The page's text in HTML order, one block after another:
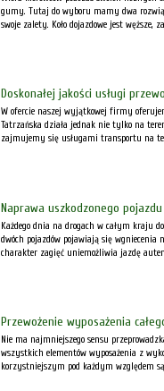
gumy. Tutaj do wyboru mamy dwa
swoje zalety. Koło dojazdowe jest węższe,
Doskonałej jakości usługi
W ofercie naszej wyjątkowej firmy
Tatrzańska działa jednak nie tylko na
zajmujemy się usługami transportu na
Naprawa uszkodzonego
Każdego dnia na drogach w całym kraju
dwóch pojazdów pojawiają się
charakter zagięć uniemożliwia jazdę
Przewożenie wyposażenia
Nie ma najmniejszego sensu
wszystkich elementów wyposażenia z
korzystniejszym pod każdym względem